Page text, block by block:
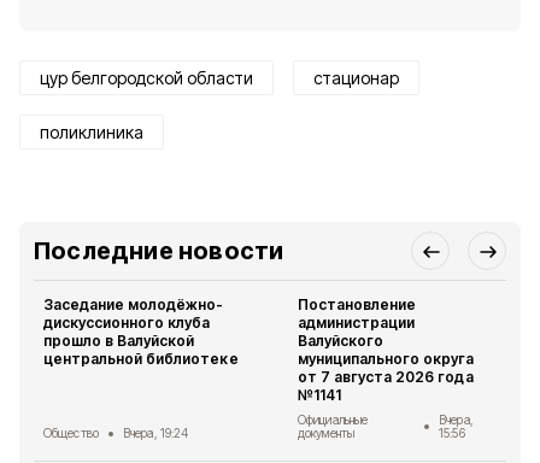
цур белгородской области стационар
поликлиника
Последние новости
Заседание молодёжно-
дискуссионного клуба
прошло в Валуйской
центральной библиотеке
Общество Вчера, 19:24
Постановление
администрации
Валуйского
муниципального округа
от 7 августа 2026 года
№1141
Официальные
документы
Вчера,
15:56